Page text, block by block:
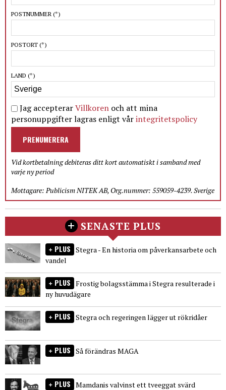
POSTNUMMER (*)
POSTORT (*)
LAND (*)
Jag accepterarVillkoren och att mina
personuppgifter lagras enligt vårintegritetspolicy
PRENUMERERA
Vid kortbetalning debiteras ditt kort automatiskt i samband med
varje ny period
Mottagare: Publicism NITEK AB, Org.nummer: 559059-4239. Sverige
SENASTE PLUS
PLUS Stegra - En historia om påverkansarbete och
vandel
PLUS Frostig bolagsstämma i Stegra resulterade i
ny huvudägare
PLUS Stegra och regeringen lägger ut rökridåer
PLUS Så förändras MAGA
PLUS Mamdanis valvinst ett tveeggat svärd